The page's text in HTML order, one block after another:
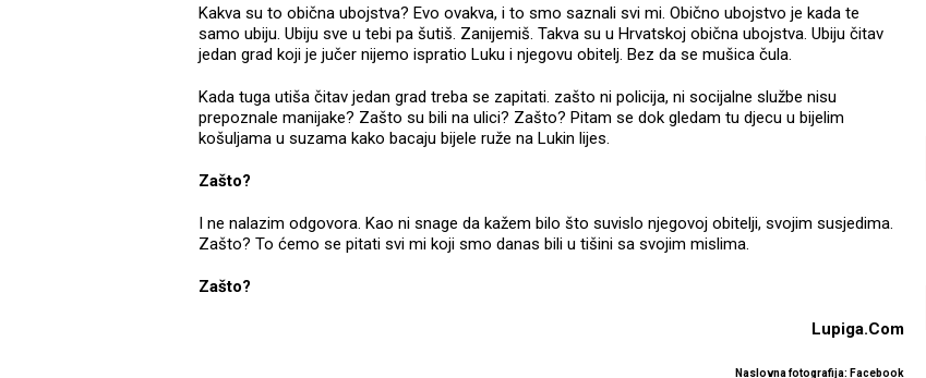
Kakva su to obična ubojstva? Evo ovakva, i to smo saznali svi mi. Obično ubojstvo je kada te
samo ubiju. Ubiju sve u tebi pa šutiš. Zanijemiš. Takva su u Hrvatskoj obična ubojstva. Ubiju čitav
jedan grad koji je jučer nijemo ispratio Luku i njegovu obitelj. Bez da se mušica čula.
Kada tuga utiša čitav jedan grad treba se zapitati. zašto ni policija, ni socijalne službe nisu
prepoznale manijake? Zašto su bili na ulici? Zašto? Pitam se dok gledam tu djecu u bijelim
košuljama u suzama kako bacaju bijele ruže na Lukin lijes.
Zašto?
I ne nalazim odgovora. Kao ni snage da kažem bilo što suvislo njegovoj obitelji, svojim susjedima.
Zašto? To ćemo se pitati svi mi koji smo danas bili u tišini sa svojim mislima.
Zašto?
Lupiga.Com
Naslovna fotografija: Facebook